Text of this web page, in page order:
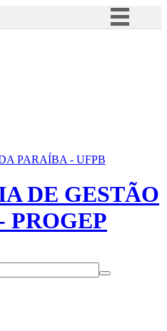
Canais
PARAÍBA - UFPB
DE GESTÃO
PROGEP